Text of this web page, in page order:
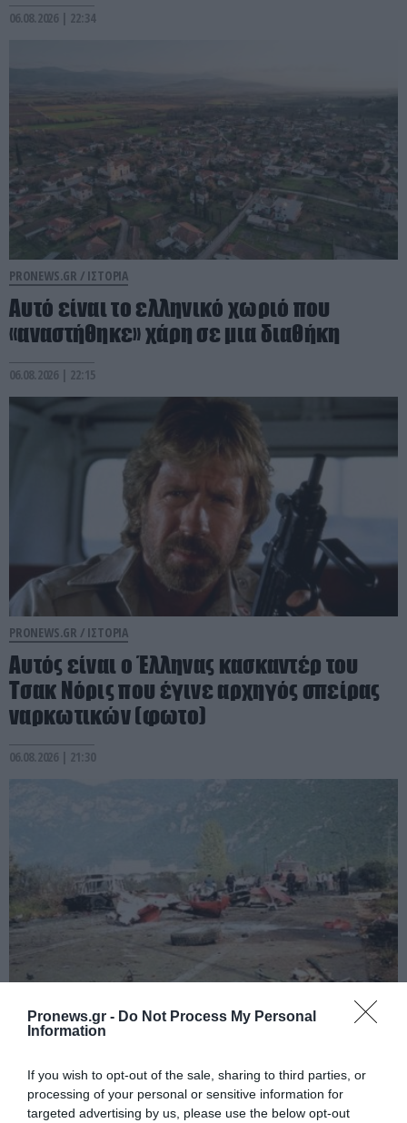
Pronews.gr - Do Not Process My Personal
Information
If you wish to opt-out of the sale, sharing to third parties, or
processing of your personal or sensitive information for
targeted advertising by us, please use the below opt-out
06.08.2026 | 22:34
PRONEWS.GR / ΙΣΤΟΡΙΑ
Αυτό είναι το ελληνικό χωριό που
«αναστήθηκε» χάρη σε μια διαθήκη
06.08.2026 | 22:15
PRONEWS.GR / ΙΣΤΟΡΙΑ
Αυτός είναι ο Έλληνας κασκαντέρ του
Τσακ Νόρις που έγινε αρχηγός σπείρας
ναρκωτικών (φωτο)
06.08.2026 | 21:30
PRONEWS.GR /ΙΣΤΟΡΙΑ
Βούρλα το 1999!
06.08.2026 | 21:15